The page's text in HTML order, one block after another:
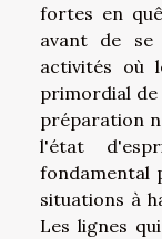
fortes en
avant de
activités où
primordial
préparation
l'état
fondamental
situations à
Les lignes